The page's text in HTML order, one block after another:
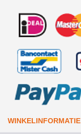
WINKELINFORMATIE